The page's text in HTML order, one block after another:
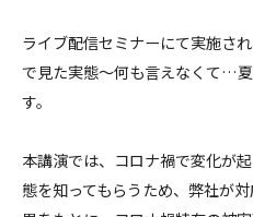
ライブ配信セミナーにて実施さ
で見た実態～何も言えなくて…
す。
本講演では、コロナ禍で変化が
態を知ってもらうため、弊社が